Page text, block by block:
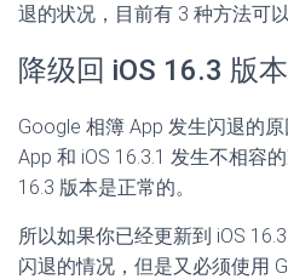
退的状况，目前有 3 种方法可
降级回 iOS 16.3 版本
Google 相簿 App 发生闪退的
App 和 iOS 16.3.1 发生不相容
16.3 版本是正常的。
所以如果你已经更新到 iOS
闪退的情况，但是又必须使用